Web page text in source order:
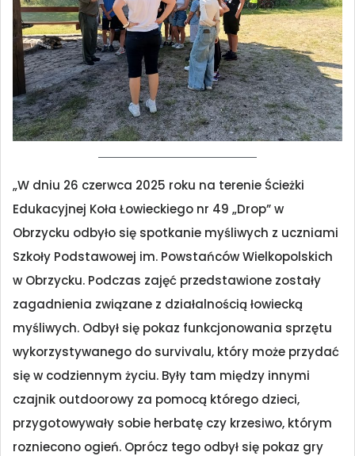
„W dniu 26 czerwca 2025 roku na terenie Ścieżki
Edukacyjnej Koła Łowieckiego nr 49 „Drop” w
Obrzycku odbyło się spotkanie myśliwych z uczniami
Szkoły Podstawowej im. Powstańców Wielkopolskich
w Obrzycku. Podczas zajęć przedstawione zostały
zagadnienia związane z działalnością łowiecką
myśliwych. Odbył się pokaz funkcjonowania sprzętu
wykorzystywanego do survivalu, który może przydać
się w codziennym życiu. Były tam między innymi
czajnik outdoorowy za pomocą którego dzieci,
przygotowywały sobie herbatę czy krzesiwo, którym
rozniecono ogień. Oprócz tego odbył się pokaz gry